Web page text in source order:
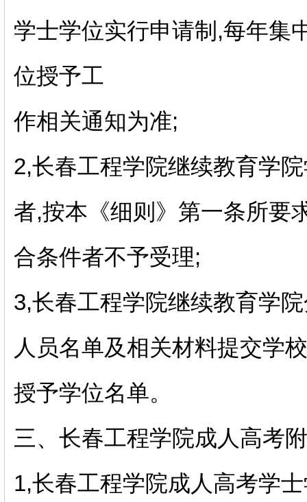
学士学位实行申请制,每年集
位授予工
作相关通知为准;
2,长春工程学院继续教育学
者,按本《细则》第一条所要
合条件者不予受理;
3,长春工程学院继续教育学
人员名单及相关材料提交学
授予学位名单。
三、长春工程学院成人高考
1,长春工程学院成人高考学